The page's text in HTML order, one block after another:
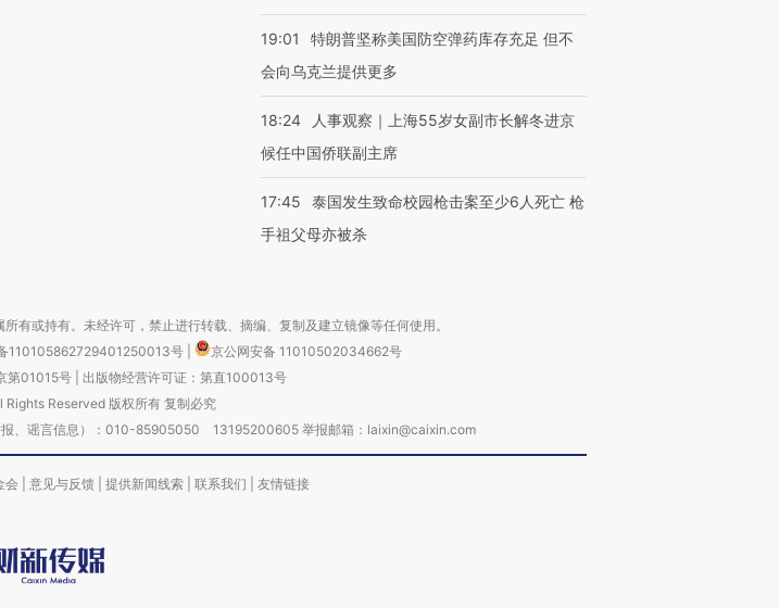
19:01
特朗普坚称美国防空弹药库存充足 但不
会向乌克兰提供更多
18:24
人事观察｜上海55岁女副市长解冬进京
候任中国侨联副主席
17:45
泰国发生致命校园枪击案至少6人死亡 枪
手祖父母亦被杀
有或持有。未经许可，禁止进行转载、摘编、复制及建立镜像等任何使用。
110105862729401250013号
京公网安备 11010502034662号
第01015号| 出版物经营许可证：第直100013号
Reserved 版权所有 复制必究
报、谣言信息）：010-85905050 13195200605 举报邮箱：laixin@caixin.com
会 意见与反馈 提供新闻线索 联系我们 友情链接